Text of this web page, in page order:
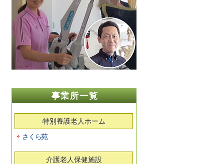
事業所一覧
特別養護老人ホーム
さくら苑
介護老人保健施設